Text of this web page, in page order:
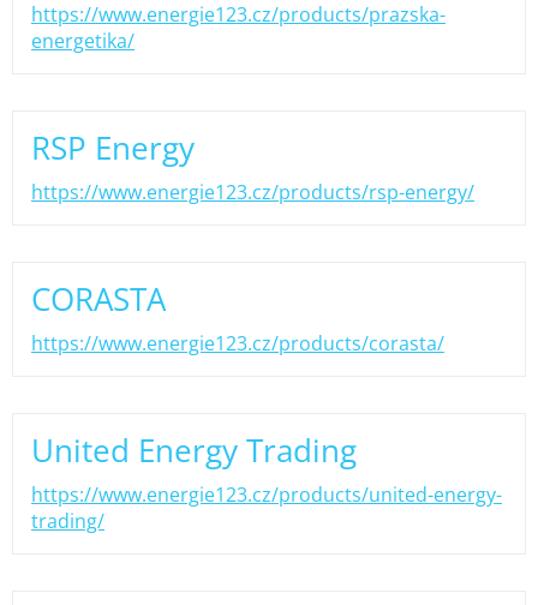
https://www.energie123.cz/products/prazska-
energetika/
RSP Energy
https://www.energie123.cz/products/rsp-energy/
CORASTA
https://www.energie123.cz/products/corasta/
United Energy Trading
https://www.energie123.cz/products/united-energy-
trading/